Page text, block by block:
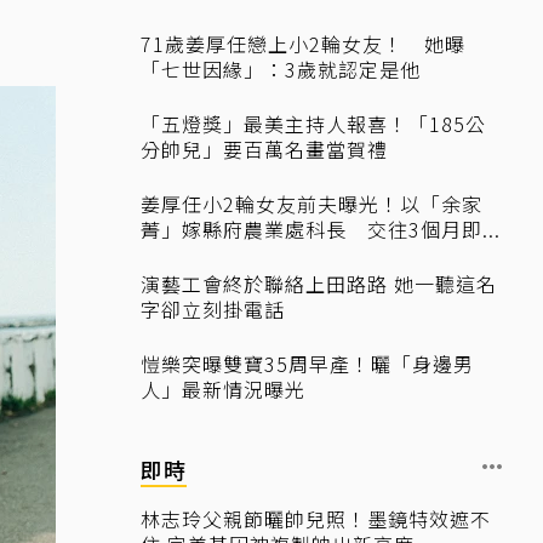
71歲姜厚任戀上小2輪女友！ 她曝
「七世因緣」：3歲就認定是他
「五燈獎」最美主持人報喜！「185公
分帥兒」要百萬名畫當賀禮
姜厚任小2輪女友前夫曝光！以「余家
菁」嫁縣府農業處科長 交往3個月即...
演藝工會終於聯絡上田路路 她一聽這名
字卻立刻掛電話
愷樂突曝雙寶35周早產！曬「身邊男
人」最新情況曝光
即時
林志玲父親節曬帥兒照！墨鏡特效遮不